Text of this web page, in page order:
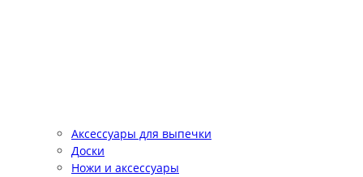
Аксессуары для выпечки
Доски
Ножи и аксессуары